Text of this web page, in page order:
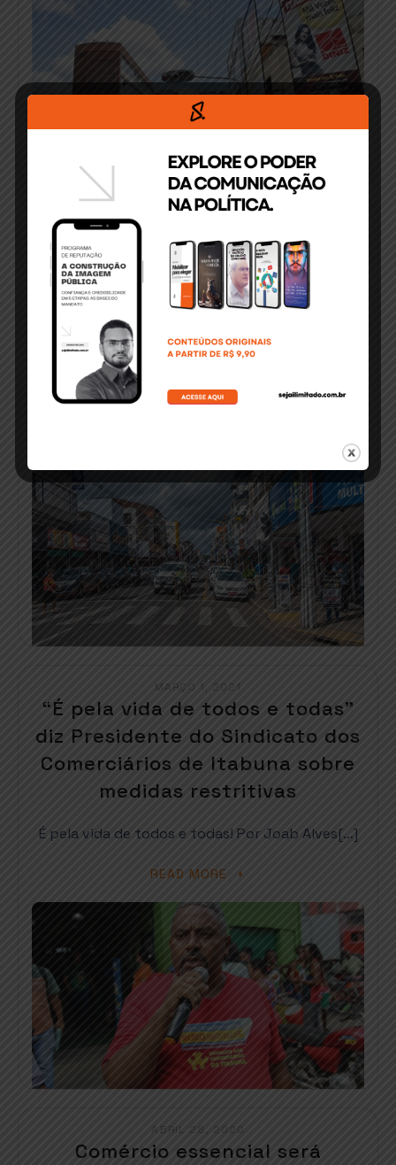
Feriado de Corpus Christi em
Itabuna: Trabalhadores e Igreja
devem ser ouvidos, diz
O Sindicato dos Comerciários vem a público
manifestar sua opinião[…]
MARÇO 1, 2021
“É pela vida de todos e todas”
diz Presidente do Sindicato dos
Comerciários de Itabuna sobre
medidas restritivas
É pela vida de todos e todas! Por Joab Alves[…]
READ MORE
ABRIL 28, 2020
Comércio essencial será